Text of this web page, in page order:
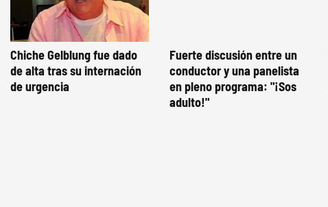
Chiche Gelblung fue dado
de alta tras su internación
de urgencia
Fuerte discusión entre un
conductor y una panelista
en pleno programa: "¡Sos
adulto!"